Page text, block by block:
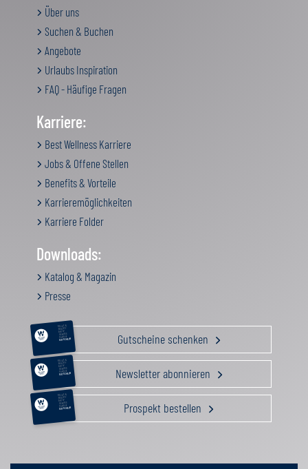
Über uns
Suchen & Buchen
Angebote
Urlaubs Inspiration
FAQ - Häufige Fragen
Karriere:
Best Wellness Karriere
Jobs & Offene Stellen
Benefits & Vorteile
Karrieremöglichkeiten
Karriere Folder
Downloads:
Katalog & Magazin
Presse
RELAX &
BEAUTY
AKTIV
GENUSS
FAMILIE
GUTSCHEIN Gutscheine schenken
RELAX &
BEAUTY
AKTIV
GENUSS
FAMILIE
GUTSCHEIN Newsletter abonnieren
RELAX &
BEAUTY
AKTIV
GENUSS
FAMILIE
GUTSCHEIN Prospekt bestellen